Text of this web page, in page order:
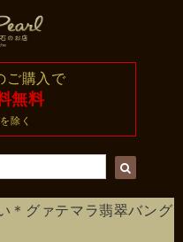
ご購入で
無料
除く
＊グァテマラ翡翠バング